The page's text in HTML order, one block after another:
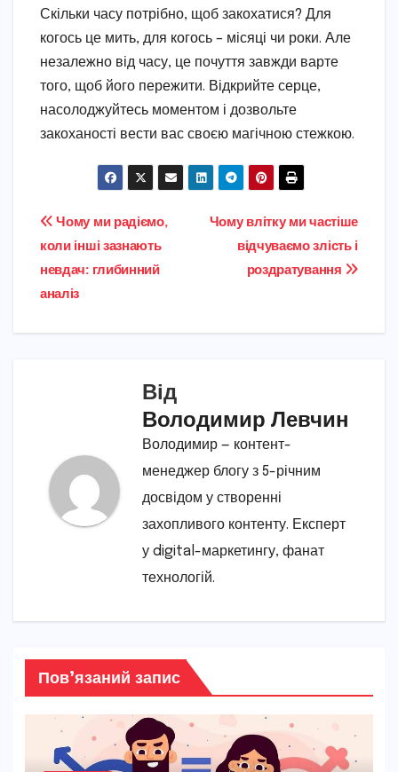
Скільки часу потрібно, щоб закохатися? Для
когось це мить, для когось – місяці чи роки. Але
незалежно від часу, це почуття завжди варте
того, щоб його пережити. Відкрийте серце,
насолоджуйтесь моментом і дозвольте
закоханості вести вас своєю магічною стежкою.
Навігація
записів
Чому влітку ми частіше
відчуваємо злість і
роздратування
Чому ми радіємо,
коли інші зазнають
невдач: глибинний
аналіз
Від
Володимир Левчин
Володимир — контент-
менеджер блогу з 5-річним
досвідом у створенні
захопливого контенту. Експерт
у digital-маркетингу, фанат
технологій.
Пов’язаний запис